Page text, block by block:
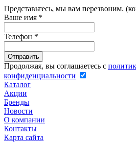
Представьтесь, мы вам перезвоним.
Ваше имя *
Телефон *
Продолжая, вы соглашаетесь с
конфиденциальности
Каталог
Акции
Бренды
Новости
О компании
Контакты
Карта сайта